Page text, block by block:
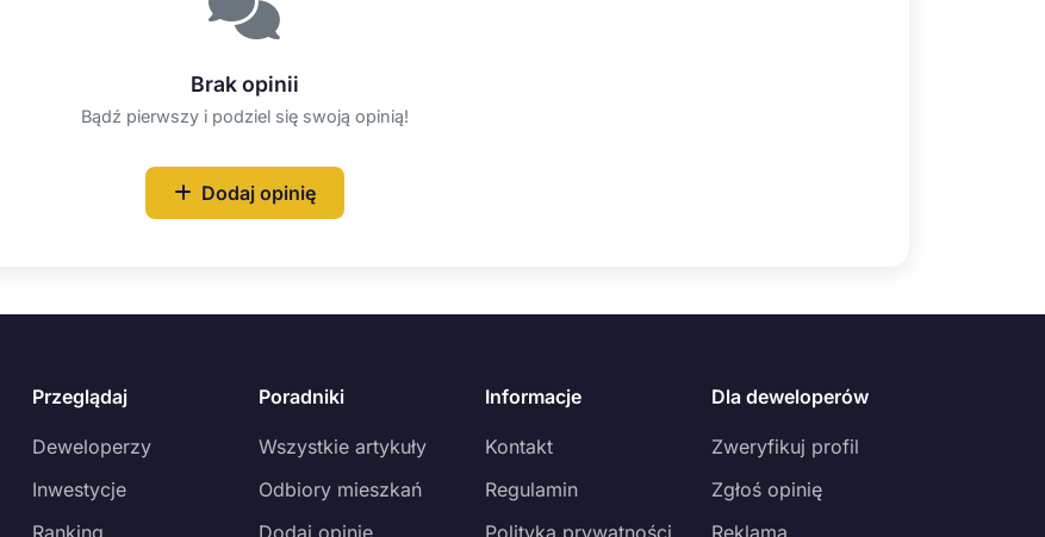
Brak opinii
Bądź pierwszy i podziel się swoją opinią!
Dodaj opinię
Przeglądaj
Deweloperzy
Inwestycje
Ranking
Poradniki
Wszystkie artykuły
Odbiory mieszkań
Dodaj opinię
Informacje
Kontakt
Regulamin
Polityka prywatności
Dla deweloperów
Zweryfikuj profil
Zgłoś opinię
Reklama